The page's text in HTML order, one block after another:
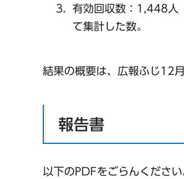
有効回収数：1,448人
て集計した数。
結果の概要は、広報ふじ12
報告書
以下のPDFをごらんくださ